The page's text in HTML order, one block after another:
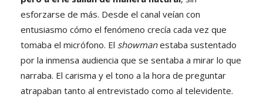
esforzarse de más. Desde el canal veían con
entusiasmo cómo el fenómeno crecía cada vez que
tomaba el micrófono. El showmanestaba sustentado
por la inmensa audiencia que se sentaba a mirar lo que
narraba. El carisma y el tono a la hora de preguntar
atrapaban tanto al entrevistado como al televidente.